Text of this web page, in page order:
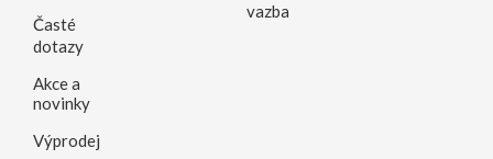
Časté
dotazy
Akce a
novinky
Výprodej
vazba